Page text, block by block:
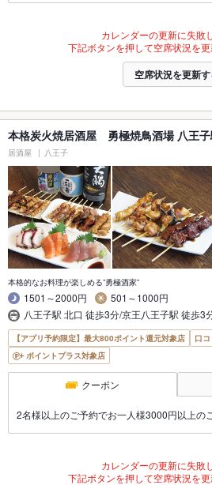
カレンダーの更新に失敗
下記ボタンを押して空席状況を更
空席状況を更新
本格炭火焼居酒屋 勇極焼鳥酒場 八王
居酒屋 八王子
本格的なお料理が楽しめる”勇極酒家”
1501～2000円
501～1000円
八王子駅 北口 徒歩3分/京王八王子駅 徒歩3
【アプリ予約限定】最大800ポイント還元対象店
口
ポイントプラス対象店
クーポン
2名様以上のご予約でお一人様3000円以上の
カレンダーの更新に失敗
下記ボタンを押して空席状況を更